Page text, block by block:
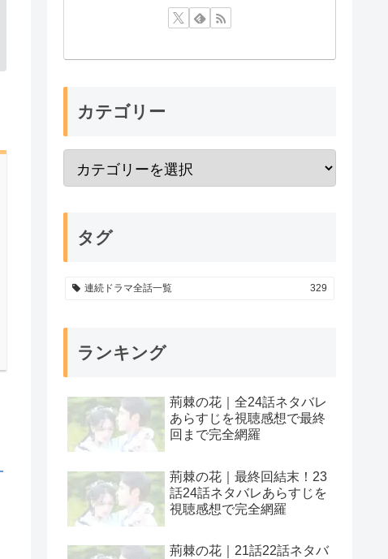
カテゴリー
タグ
連続ドラマ全話一覧 329
ランキング
荊棘の花｜全24話ネタバレ
あらすじを視聴感想で最終
回まで完全網羅
荊棘の花｜最終回結末！23
話24話ネタバレあらすじを
視聴感想で完全網羅
荊棘の花｜21話22話ネタバ